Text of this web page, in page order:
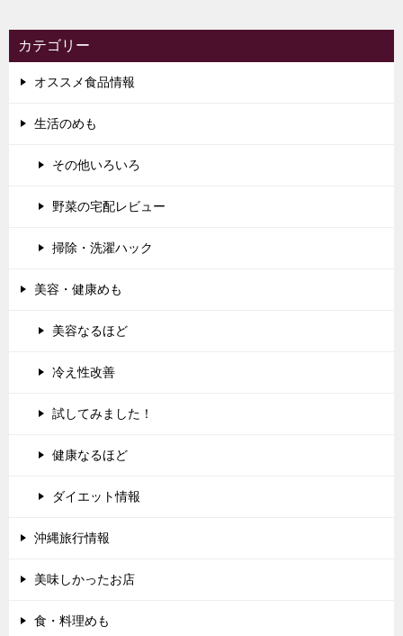
カテゴリー
オススメ食品情報
生活のめも
その他いろいろ
野菜の宅配レビュー
掃除・洗濯ハック
美容・健康めも
美容なるほど
冷え性改善
試してみました！
健康なるほど
ダイエット情報
沖縄旅行情報
美味しかったお店
食・料理めも